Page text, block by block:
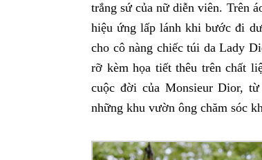
trắng sứ của nữ diễn viên. Trên
hiệu ứng lấp lánh khi bước đi
cho cô nàng chiếc túi da Lady
rỡ kèm họa tiết thêu trên chất
cuộc đời của Monsieur Dior,
những khu vườn ông chăm sóc